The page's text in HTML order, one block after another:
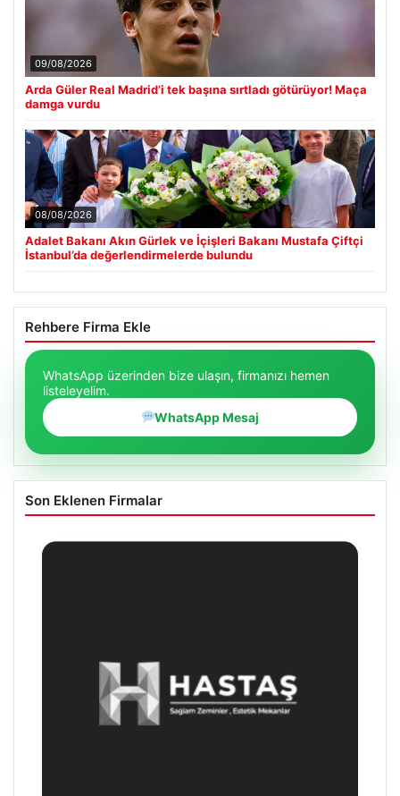
09/08/2026
Arda Güler Real Madrid’i tek başına sırtladı götürüyor! Maça
damga vurdu
08/08/2026
Adalet Bakanı Akın Gürlek ve İçişleri Bakanı Mustafa Çiftçi
İstanbul’da değerlendirmelerde bulundu
Rehbere Firma Ekle
WhatsApp üzerinden bize ulaşın, firmanızı hemen
listeleyelim.
WhatsApp Mesaj
Son Eklenen Firmalar